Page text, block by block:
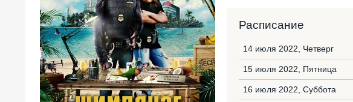
Расписание
14 июля 2022, Четверг
15 июля 2022, Пятница
16 июля 2022, Суббота